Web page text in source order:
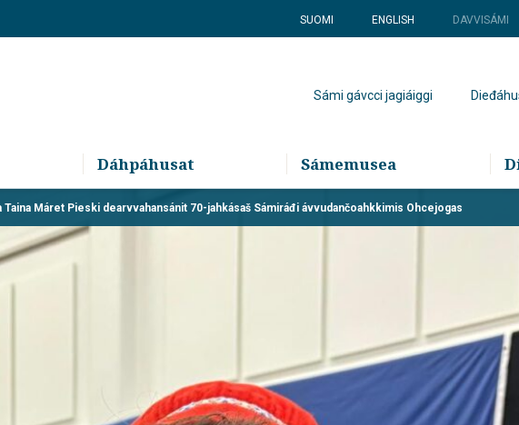
SUOMI ENGLISH DAVVISÁMI
Sámi gávcci jagiáiggi
Dáhpáhusat Sámemusea
Máret Pieski dearvvahansánit 70-jahkásaš Sámiráđi ávvudančoahkkimis Ohcejogas